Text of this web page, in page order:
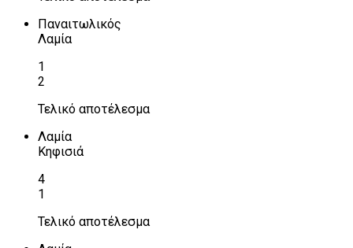
Παναιτωλικός
Λαμία
1
2
Τελικό αποτέλεσμα
Λαμία
Κηφισιά
4
1
Τελικό αποτέλεσμα